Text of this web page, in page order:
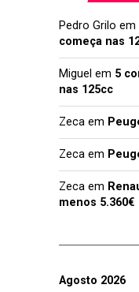
Pedro Grilo em
começa nas
Miguel em 5
nas 125cc
Zeca em
Zeca em
Zeca em
menos 5.360€
Agosto 2026